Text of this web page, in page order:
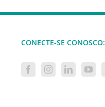
CONECTE-SE CONOSCO: